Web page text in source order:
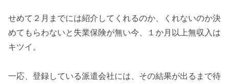
せめて２月までには紹介してくれるのか、くれないのか決
めてもらわないと失業保険が無い今、１か月以上無収入は
キツイ。
一応、登録している派遣会社には、その結果が出るまで待